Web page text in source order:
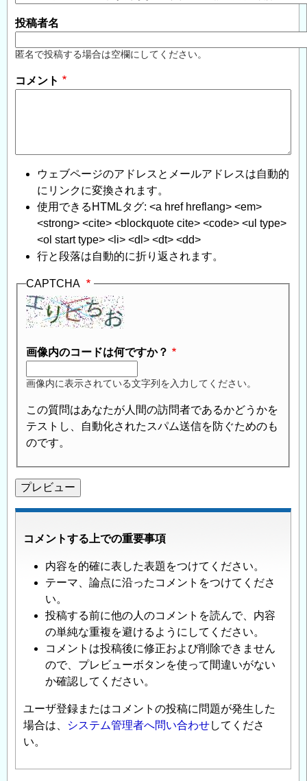
投稿者名
匿名で投稿する場合は空欄にしてください。
コメント
ウェブページのアドレスとメールアドレスは自動的
にリンクに変換されます。
使用できるHTMLタグ: <a href hreflang> <em>
<strong> <cite> <blockquote cite> <code> <ul type>
<ol start type> <li> <dl> <dt> <dd>
行と段落は自動的に折り返されます。
CAPTCHA
画像内のコードは何ですか？
画像内に表示されている文字列を入力してください。
この質問はあなたが人間の訪問者であるかどうかを
テストし、自動化されたスパム送信を防ぐためのも
のです。
コメントする上での重要事項
内容を的確に表した表題をつけてください。
テーマ、論点に沿ったコメントをつけてくださ
い。
投稿する前に他の人のコメントを読んで、内容
の単純な重複を避けるようにしてください。
コメントは投稿後に修正および削除できません
ので、プレビューボタンを使って間違いがない
か確認してください。
ユーザ登録またはコメントの投稿に問題が発生した
場合は、
システム管理者へ問い合わせしてくださ
い。